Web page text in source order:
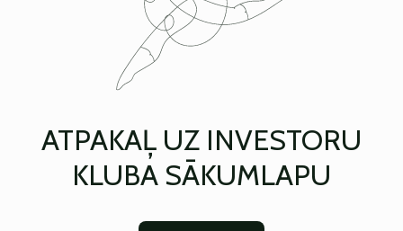
ATPAKAĻ UZ INVESTORU
KLUBA SĀKUMLAPU